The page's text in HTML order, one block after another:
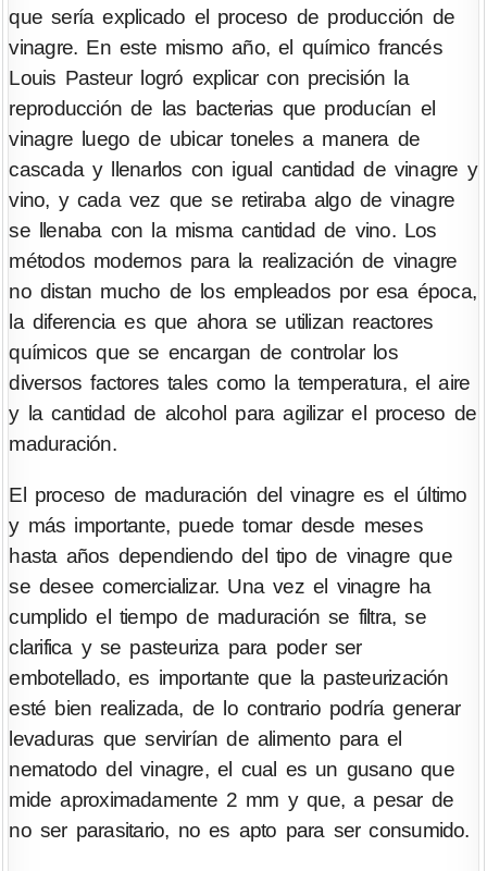
que sería explicado el proceso de producción de
vinagre. En este mismo año, el químico francés
Louis Pasteur logró explicar con precisión la
reproducción de las bacterias que producían el
vinagre luego de ubicar toneles a manera de
cascada y llenarlos con igual cantidad de vinagre y
vino, y cada vez que se retiraba algo de vinagre
se llenaba con la misma cantidad de vino. Los
métodos modernos para la realización de vinagre
no distan mucho de los empleados por esa época,
la diferencia es que ahora se utilizan reactores
químicos que se encargan de controlar los
diversos factores tales como la temperatura, el aire
y la cantidad de alcohol para agilizar el proceso de
maduración.
El proceso de maduración del vinagre es el último
y más importante, puede tomar desde meses
hasta años dependiendo del tipo de vinagre que
se desee comercializar. Una vez el vinagre ha
cumplido el tiempo de maduración se filtra, se
clarifica y se pasteuriza para poder ser
embotellado, es importante que la pasteurización
esté bien realizada, de lo contrario podría generar
levaduras que servirían de alimento para el
nematodo del vinagre, el cual es un gusano que
mide aproximadamente 2 mm y que, a pesar de
no ser parasitario, no es apto para ser consumido.